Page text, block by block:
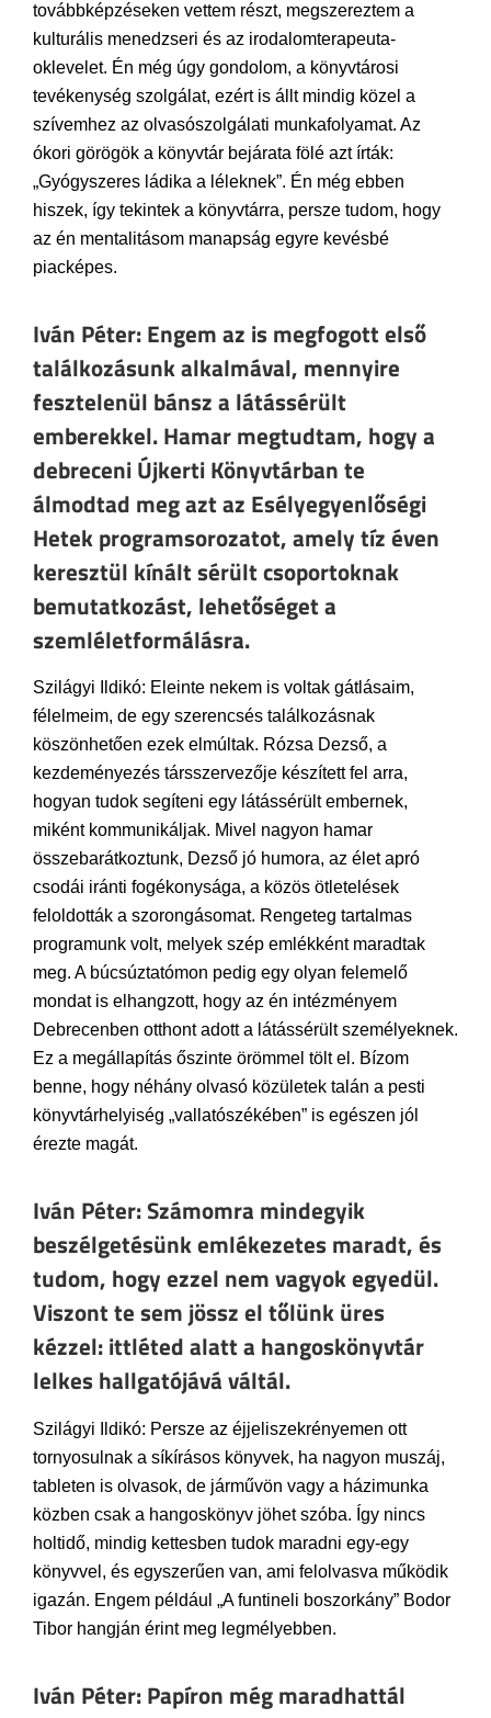
továbbképzéseken vettem részt, megszereztem a
kulturális menedzseri és az irodalomterapeuta-
oklevelet. Én még úgy gondolom, a könyvtárosi
tevékenység szolgálat, ezért is állt mindig közel a
szívemhez az olvasószolgálati munkafolyamat. Az
ókori görögök a könyvtár bejárata fölé azt írták:
„Gyógyszeres ládika a léleknek”. Én még ebben
hiszek, így tekintek a könyvtárra, persze tudom, hogy
az én mentalitásom manapság egyre kevésbé
piacképes.
Iván Péter: Engem az is megfogott első
találkozásunk alkalmával, mennyire
fesztelenül bánsz a látássérült
emberekkel. Hamar megtudtam, hogy a
debreceni Újkerti Könyvtárban te
álmodtad meg azt az Esélyegyenlőségi
Hetek programsorozatot, amely tíz éven
keresztül kínált sérült csoportoknak
bemutatkozást, lehetőséget a
szemléletformálásra.
Szilágyi Ildikó: Eleinte nekem is voltak gátlásaim,
félelmeim, de egy szerencsés találkozásnak
köszönhetően ezek elmúltak. Rózsa Dezső, a
kezdeményezés társszervezője készített fel arra,
hogyan tudok segíteni egy látássérült embernek,
miként kommunikáljak. Mivel nagyon hamar
összebarátkoztunk, Dezső jó humora, az élet apró
csodái iránti fogékonysága, a közös ötletelések
feloldották a szorongásomat. Rengeteg tartalmas
programunk volt, melyek szép emlékként maradtak
meg. A búcsúztatómon pedig egy olyan felemelő
mondat is elhangzott, hogy az én intézményem
Debrecenben otthont adott a látássérült személyeknek.
Ez a megállapítás őszinte örömmel tölt el. Bízom
benne, hogy néhány olvasó közületek talán a pesti
könyvtárhelyiség „vallatószékében” is egészen jól
érezte magát.
Iván Péter: Számomra mindegyik
beszélgetésünk emlékezetes maradt, és
tudom, hogy ezzel nem vagyok egyedül.
Viszont te sem jössz el tőlünk üres
kézzel: ittléted alatt a hangoskönyvtár
lelkes hallgatójává váltál.
Szilágyi Ildikó: Persze az éjjeliszekrényemen ott
tornyosulnak a síkírásos könyvek, ha nagyon muszáj,
tableten is olvasok, de járművön vagy a házimunka
közben csak a hangoskönyv jöhet szóba. Így nincs
holtidő, mindig kettesben tudok maradni egy-egy
könyvvel, és egyszerűen van, ami felolvasva működik
igazán. Engem például „A funtineli boszorkány” Bodor
Tibor hangján érint meg legmélyebben.
Iván Péter: Papíron még maradhattál